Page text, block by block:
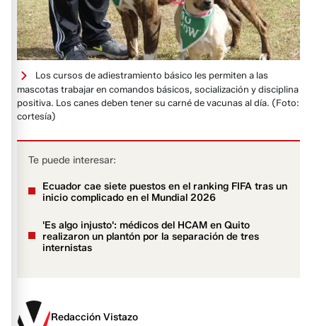
Los cursos de adiestramiento básico les permiten a las
mascotas trabajar en comandos básicos, socialización y disciplina
positiva. Los canes deben tener su carné de vacunas al día. (Foto:
cortesía)
Te puede interesar:
Ecuador cae siete puestos en el ranking FIFA tras un
inicio complicado en el Mundial 2026
'Es algo injusto': médicos del HCAM en Quito
realizaron un plantón por la separación de tres
internistas
Redacción Vistazo